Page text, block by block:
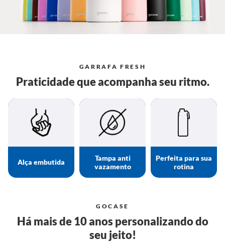
GARRAFA FRESH
Praticidade que acompanha seu ritmo.
Alça embutida
Tampa anti
vazamento
Perfeita para sua
rotina
GOCASE
Há mais de 10 anos personalizando do
seu jeito!
Não gosto de presentes